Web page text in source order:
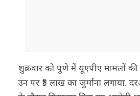
शुक्रवार को पुणे में यूएपीए मामलों
उन पर ₹5 लाख का जुर्माना लगाया.